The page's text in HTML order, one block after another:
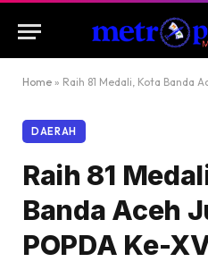
Home » Raih 81 Medali, Kota Banda
DAERAH
Raih 81
Banda Aceh
POPDA Ke-